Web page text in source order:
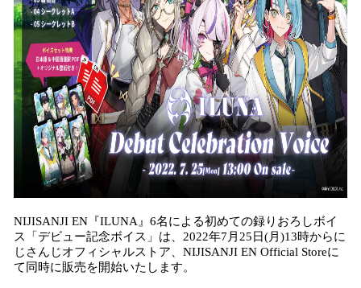
NIJISANJI EN『ILUNA』6名による初めての録りおろしボイ
ス「デビュー記念ボイス」は、2022年7月25日(月)13時からに
じさんじオフィシャルストア、NIJISANJI EN Official Storeに
て同時に販売を開始いたします。